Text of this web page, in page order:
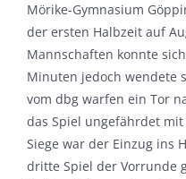
Mörike-Gymnasium
der ersten Halbzeit auf
Mannschaften konnte
Minuten jedoch wendete
vom dbg warfen ein Tor
das Spiel ungefährdet
Siege war der Einzug ins
dritte Spiel der Vorrunde